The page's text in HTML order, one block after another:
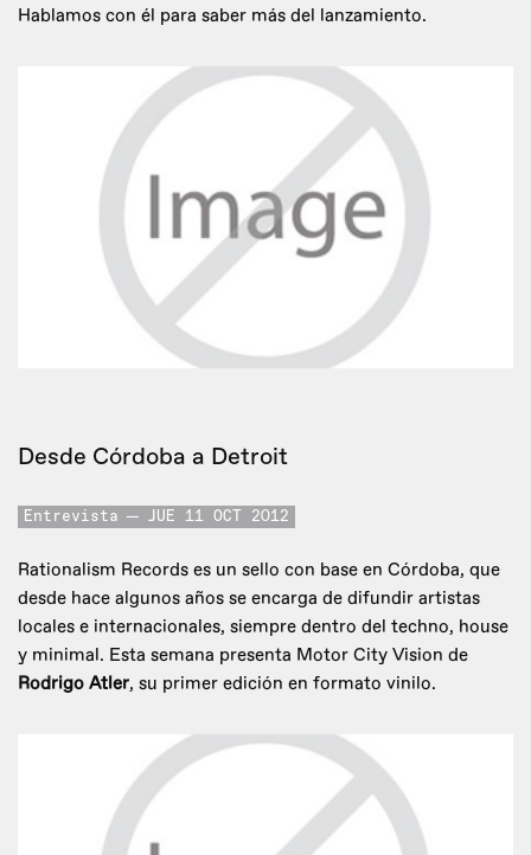
Hablamos con él para saber más del lanzamiento.
Desde Córdoba a Detroit
Entrevista JUE 11 OCT 2012
Rationalism Records es un sello con base en Córdoba, que
desde hace algunos años se encarga de difundir artistas
locales e internacionales, siempre dentro del techno, house
y minimal. Esta semana presenta Motor City Vision de
Rodrigo Atler, su primer edición en formato vinilo.